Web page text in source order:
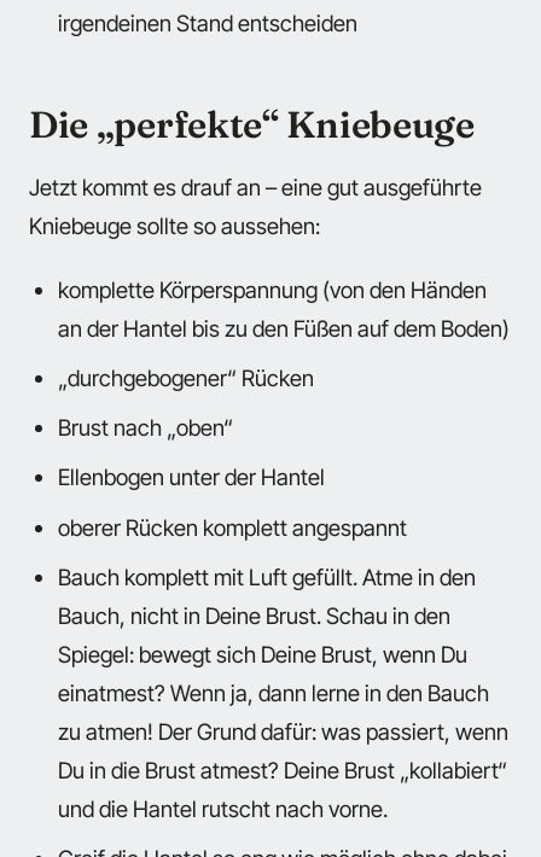
irgendeinen Stand entscheiden
Die „perfekte“ Kniebeuge
Jetzt kommt es drauf an – eine gut ausgeführte
Kniebeuge sollte so aussehen:
komplette Körperspannung (von den Händen
an der Hantel bis zu den Füßen auf dem Boden)
„durchgebogener“ Rücken
Brust nach „oben“
Ellenbogen unter der Hantel
oberer Rücken komplett angespannt
Bauch komplett mit Luft gefüllt. Atme in den
Bauch, nicht in Deine Brust. Schau in den
Spiegel: bewegt sich Deine Brust, wenn Du
einatmest? Wenn ja, dann lerne in den Bauch
zu atmen! Der Grund dafür: was passiert, wenn
Du in die Brust atmest? Deine Brust „kollabiert“
und die Hantel rutscht nach vorne.